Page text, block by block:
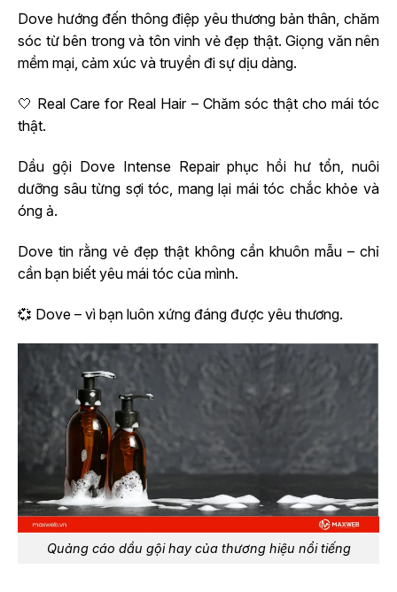
Dove hướng đến thông điệp yêu thương bản thân, chăm
sóc từ bên trong và tôn vinh vẻ đẹp thật. Giọng văn nên
mềm mại, cảm xúc và truyền đi sự dịu dàng.
🤍 Real Care for Real Hair – Chăm sóc thật cho mái tóc
thật.
Dầu gội Dove Intense Repair phục hồi hư tổn, nuôi
dưỡng sâu từng sợi tóc, mang lại mái tóc chắc khỏe và
óng ả.
Dove tin rằng vẻ đẹp thật không cần khuôn mẫu – chỉ
cần bạn biết yêu mái tóc của mình.
💞 Dove – vì bạn luôn xứng đáng được yêu thương.
Quảng cáo dầu gội hay của thương hiệu nổi tiếng